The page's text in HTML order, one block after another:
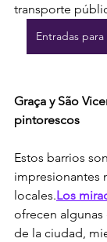
transporte
Entradas
Graça y São
pintorescos
Estos barrios
impresionantes
locales.Los
ofrecen algunas
de la ciudad,